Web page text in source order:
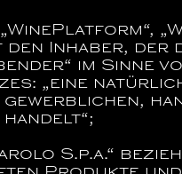
den Inhaber,
im Sinne
„eine
S.p.a.“